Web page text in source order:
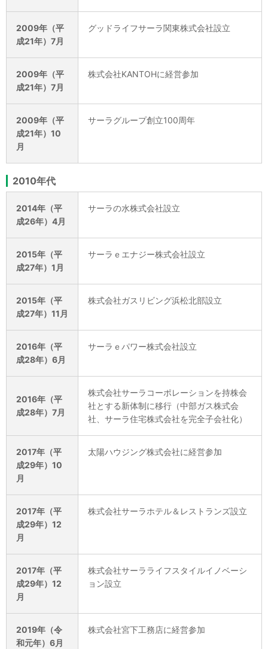
2009年（平
成21年）7月
グッドライフサーラ関東株式会社設立
2009年（平
成21年）7月
株式会社KANTOHに経営参加
2009年（平
成21年）10
月
サーラグループ創立100周年
2010年代
2014年（平
成26年）4月
サーラの水株式会社設立
2015年（平
成27年）1月
サーラｅエナジー株式会社設立
2015年（平
成27年）11月
株式会社ガスリビング浜松北部設立
2016年（平
成28年）6月
サーラｅパワー株式会社設立
2016年（平
成28年）7月
株式会社サーラコーポレーションを持株会
社とする新体制に移行（中部ガス株式会
社、サーラ住宅株式会社を完全子会社化）
2017年（平
成29年）10
月
太陽ハウジング株式会社に経営参加
2017年（平
成29年）12
月
株式会社サーラホテル＆レストランズ設立
2017年（平
成29年）12
月
株式会社サーラライフスタイルイノベーシ
ョン設立
2019年（令
和元年）6月
株式会社宮下工務店に経営参加